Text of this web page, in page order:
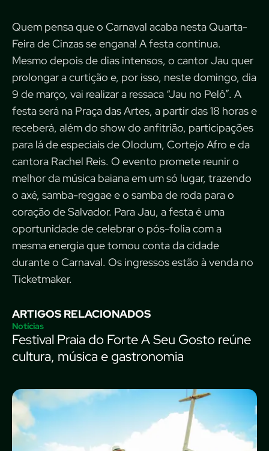
Quem pensa que o Carnaval acaba nesta Quarta-
Feira de Cinzas se engana! A festa continua.
Mesmo depois de dias intensos, o cantor Jau quer
prolongar a curtição e, por isso, neste domingo, dia
9 de março, vai realizar a ressaca “Jau no Pelô”. A
festa será na Praça das Artes, a partir das 18 horas e
receberá, além do show do anfitrião, participações
para lá de especiais de Olodum, Cortejo Afro e da
cantora Rachel Reis. O evento promete reunir o
melhor da música baiana em um só lugar, trazendo
o axé, samba-reggae e o samba de roda para o
coração de Salvador. Para Jau, a festa é uma
oportunidade de celebrar o pós-folia com a
mesma energia que tomou conta da cidade
durante o Carnaval. Os ingressos estão à venda no
Ticketmaker.
ARTIGOS RELACIONADOS
Notícias
Festival Praia do Forte A Seu Gosto reúne
cultura, música e gastronomia